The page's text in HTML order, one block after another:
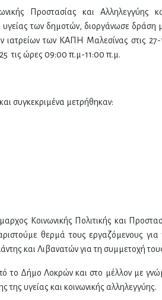
Προστασίας και Αλληλεγγύης
υγείας των δημοτών, διοργάνωσε δράση
ιατρείων των ΚΑΠΗ Μαλεσίνας στις
τις ώρες 09:00 π.μ-11:00 π.μ.
συγκεκριμένα μετρήθηκαν:
Κοινωνικής Πολιτικής και
θερμά τους εργαζόμενους
και Λιβανατών για τη συμμετοχή
το Δήμο Λοκρών και στο μέλλον με
υγείας και κοινωνικής αλληλεγγύης.